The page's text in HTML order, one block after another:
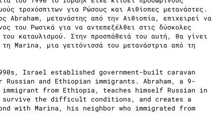
τροχόσπιτων για Ρώσους και Αιθίοπες μετανάστες.
Abraham, μετανάστης από την Αιθιοπία, επιχειρεί να
του Ρωσικά για να αντεπεξέλθει στις δύσκολες
του καταυλισμού. Στην προσπάθειά του αυτή, θα γίνει
Marina, μια γειτόνισσά του μετανάστρια από τη
Israel established government-built caravan
and Ethiopian immigrants. Abraham, a 9-
from Ethiopia, teaches himself Russian in
the difficult conditions, and creates a
with Marina, his neighbor who immigrated from